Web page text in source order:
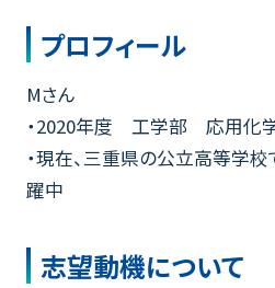
プロフィール
Mさん
・2020年度 工学部 応用化
・現在、三重県の公立高等学
躍中
志望動機について